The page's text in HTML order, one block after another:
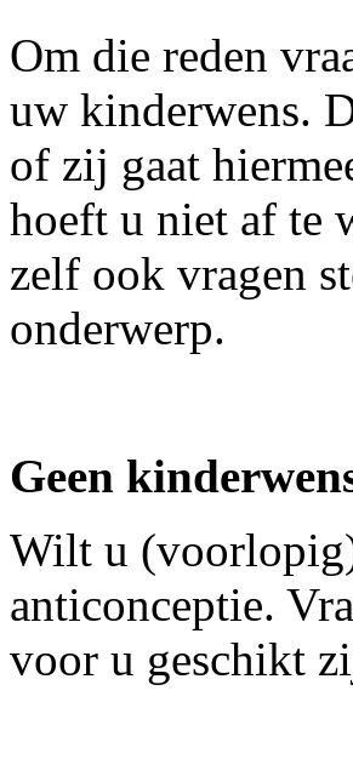
Om die reden
uw kinderwens.
of zij gaat
hoeft u niet af te
zelf ook vragen
onderwerp.
Geen
Wilt u
anticonceptie.
voor u geschikt